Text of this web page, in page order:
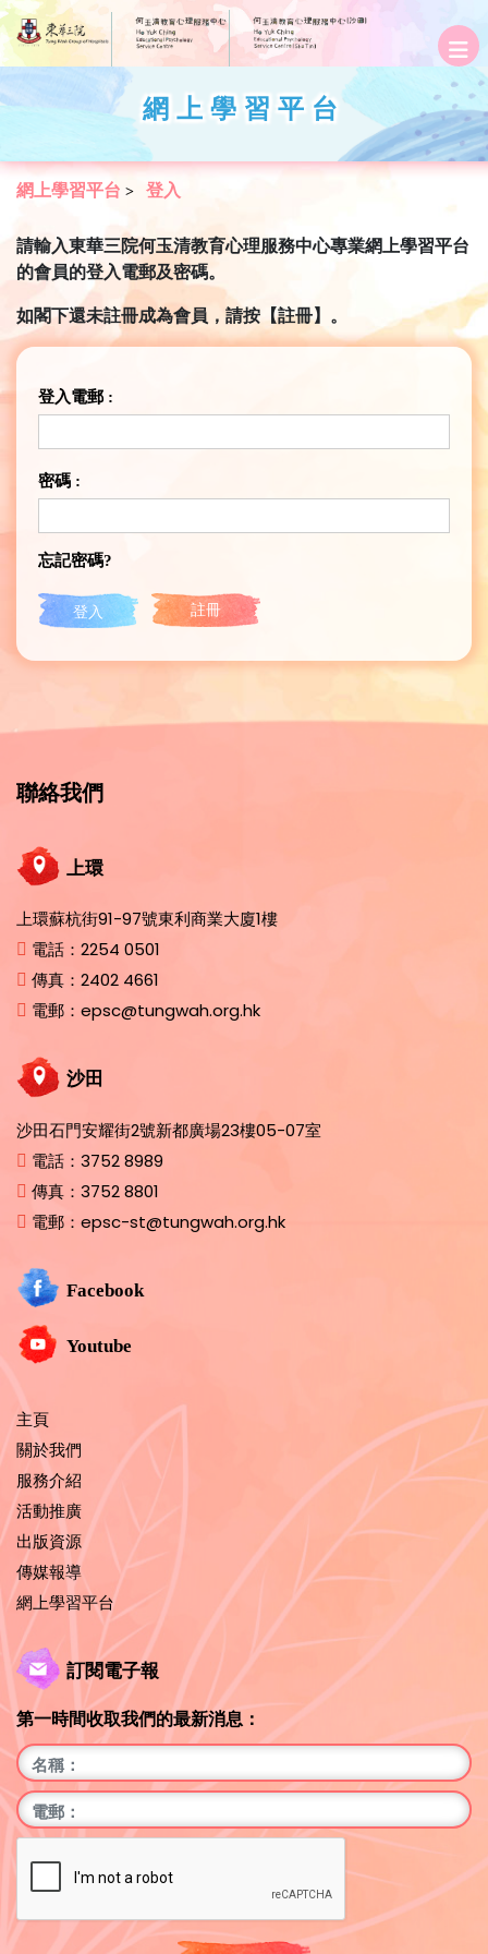
網上學習平台
網上學習平台 > 登入
請輸入東華三院何玉清教育心理服務中心專業網上學習平台
的會員的登入電郵及密碼。
如閣下還未註冊成為會員，請按【註冊】。
登入電郵 :
密碼 :
忘記密碼?
註冊
聯絡我們
上環
上環蘇杭街91-97號東利商業大廈1樓
電話： 2254 0501
傳真： 2402 4661
電郵： epsc@tungwah.org.hk
沙田
沙田石門安耀街2號新都廣場23樓05-07室
電話： 3752 8989
傳真： 3752 8801
電郵： epsc-st@tungwah.org.hk
Facebook
Youtube
主頁
關於我們
服務介紹
活動推廣
出版資源
傳媒報導
網上學習平台
訂閱電子報
第一時間收取我們的最新消息：